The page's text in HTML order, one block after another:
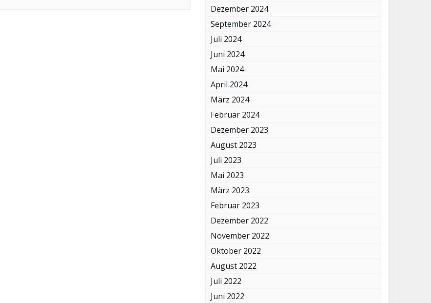
Dezember 2024
September 2024
Juli 2024
Juni 2024
Mai 2024
April 2024
März 2024
Februar 2024
Dezember 2023
August 2023
Juli 2023
Mai 2023
März 2023
Februar 2023
Dezember 2022
November 2022
Oktober 2022
August 2022
Juli 2022
Juni 2022